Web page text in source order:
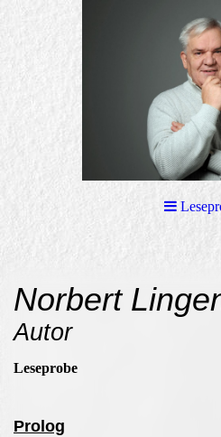
Norbert
Autor
Leseprobe
Prolog